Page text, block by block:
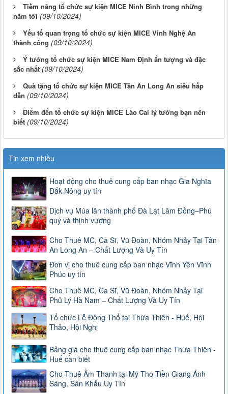
Tiềm năng tổ chức sự kiện MICE Ninh Bình trong những
năm tới (09/10/2024)
Yếu tố quan trọng tổ chức sự kiện MICE Vinh Nghệ An
thành công (09/10/2024)
Ý tưởng tổ chức sự kiện MICE Nam Định ấn tượng và đặc
sắc nhất (09/10/2024)
Quà tặng tổ chức sự kiện MICE Tân An Long An siêu hấp
dẫn (09/10/2024)
Điểm đến tổ chức sự kiện MICE Lào Cai lý tưởng bạn nên
biết (09/10/2024)
Tin xem nhiều
Hoạt động cho thuê cung cấp ban nhạc Gia Nghĩa
Đắk Nông uy tín
Dịch vụ Múa lân thành phố Đà Lạt Lâm Đồng–Phú
quý và thịnh vượng
Cho Thuê MC, Ca Sĩ, Vũ Đoàn, Nhóm Nhảy Tại Tân
An Long An – Chất Lượng Và Uy Tín
Đơn vị cho thuê cung cấp ban nhạc Vĩnh Yên Vĩnh
Phúc uy tín
Cho Thuê MC, Ca Sĩ, Vũ Đoàn, Nhóm Nhảy Tại
Phủ Lý Hà Nam – Chất Lượng Và Uy Tín
Tổ chức Lễ Động Thổ tại Thừa Thiên - Huế, Hội
Thảo, Hội Nghị
Bảng giá cho thuê cung cấp ban nhạc Thừa Thiên -
Huế cần biết
Cho Thuê Âm Thanh tại Mỹ Tho Tiền Giang Ánh
Sáng, Sân Khấu Uy Tín